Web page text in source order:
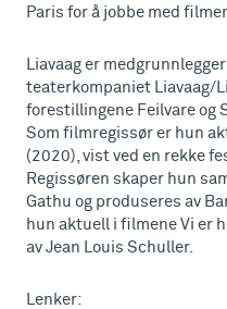
Paris for å jobbe med
Liavaag er
teaterkompaniet Liavaag/
forestillingene Feilvare og
Som filmregissør er hun
(2020), vist ved en rekke
Regissøren skaper hun
Gathu og produseres av
hun aktuell i filmene Vi er
av Jean Louis Schuller.
Lenker: